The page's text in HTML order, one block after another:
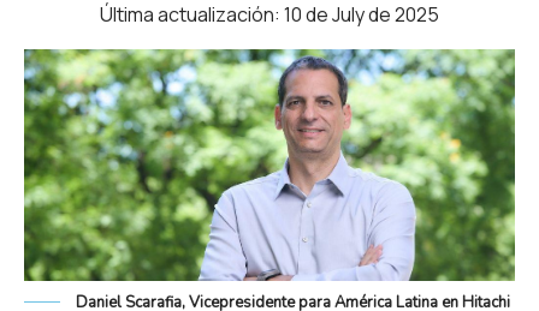
Última actualización: 10 de July de 2025
Daniel Scarafia, Vicepresidente para América Latina en Hitachi